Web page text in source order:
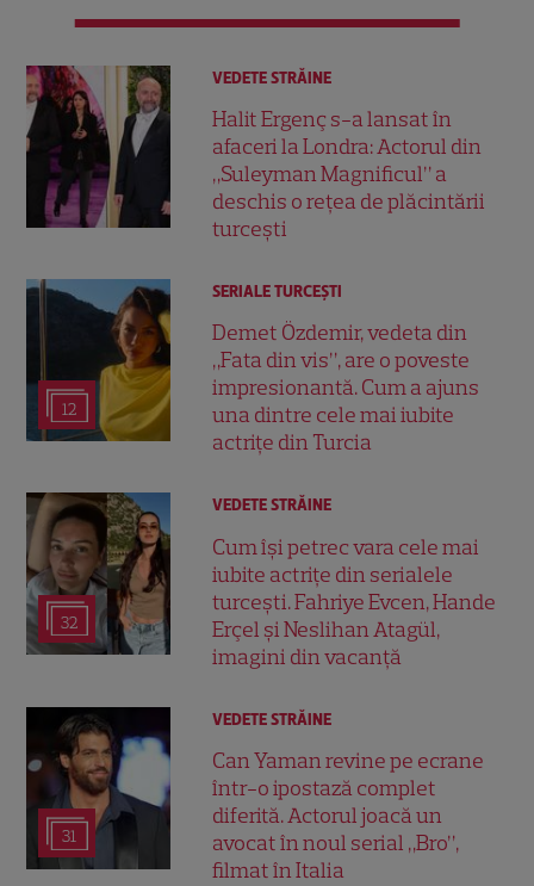
VEDETE STRĂINE
Halit Ergenç s-a lansat în
afaceri la Londra: Actorul din
„Suleyman Magnificul” a
deschis o rețea de plăcintării
turcești
12
SERIALE TURCEŞTI
Demet Özdemir, vedeta din
„Fata din vis”, are o poveste
impresionantă. Cum a ajuns
una dintre cele mai iubite
actrițe din Turcia
32
VEDETE STRĂINE
Cum își petrec vara cele mai
iubite actrițe din serialele
turcești. Fahriye Evcen, Hande
Erçel și Neslihan Atagül,
imagini din vacanță
31
VEDETE STRĂINE
Can Yaman revine pe ecrane
într-o ipostază complet
diferită. Actorul joacă un
avocat în noul serial „Bro”,
filmat în Italia